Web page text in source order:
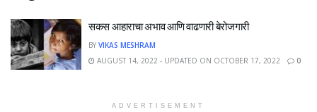
सकस आहाराचा अभाव आणि वाढणारी बेरोजगारी
BY VIKAS MESHRAM
AUGUST 14, 2022 - UPDATED ON OCTOBER 17, 2022
0
ADVERTISEMENT